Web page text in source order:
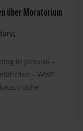
über Moratorium
in Jamaika –
– WWF